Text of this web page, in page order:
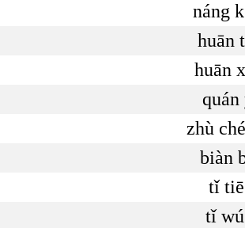
náng
huān
huān
zhù
biàn
tǐ
tǐ